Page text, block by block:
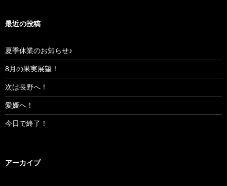
最近の投稿
夏季休業のお知らせ♪
8月の果実展望！
次は長野へ！
愛媛へ！
今日で終了！
アーカイブ